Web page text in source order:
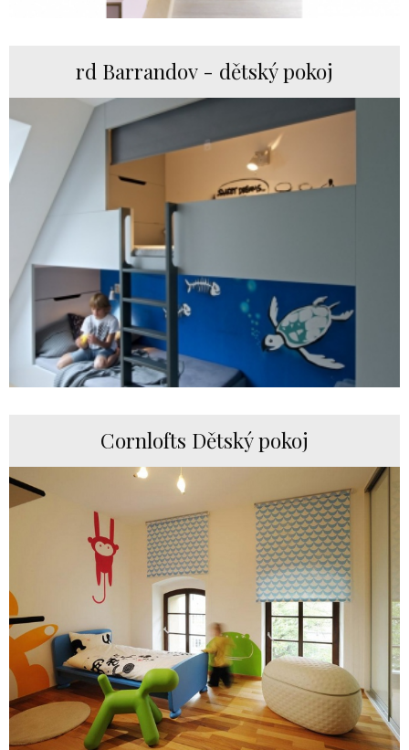
rd Barrandov - dětský pokoj
Cornlofts Dětský pokoj